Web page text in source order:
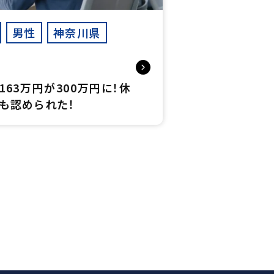
男性 神奈川県
万円が300万円に！休
認められた！